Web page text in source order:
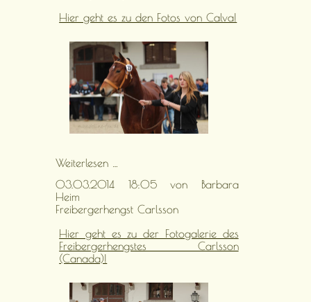
Hier geht es zu den Fotos von Calva!
Weiterlesen …
03.03.2014 18:05von Barbara
Heim
Freibergerhengst Carlsson
Hier geht es zu der Fotogalerie des
Freibergerhengstes Carlsson
(Canada)!